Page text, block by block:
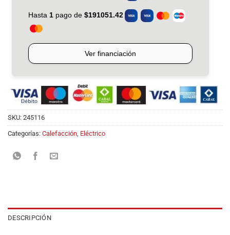
SKU: 245116
Categorías: Calefacción, Eléctrico
DESCRIPCIÓN